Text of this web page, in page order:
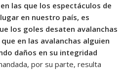
las que los espectáculos de
en nuestro país, es
los goles desaten avalanchas
que en las avalanchas alguien
daños en su integridad
por su parte, resulta